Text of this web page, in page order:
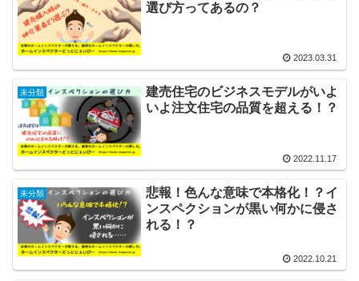
選び方ってあるの？
2023.03.31
未分類
建売住宅のビジネスモデルがいよ
いよ注文住宅の品質を超える！？
2022.11.17
未分類
悲報！色んな意味で本格化！？イ
ンスペクションが黒い何かに侵さ
れる！？
2022.10.21